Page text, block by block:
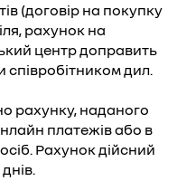
(договір на покупку
рахунок на
центр доправить
співробітником дил.
рахунку, наданого
платежів або в
Рахунок дійсний